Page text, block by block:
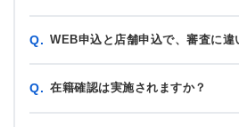
Q. WEB申込と店舗申込で、審査に違
Q. 在籍確認は実施されますか？